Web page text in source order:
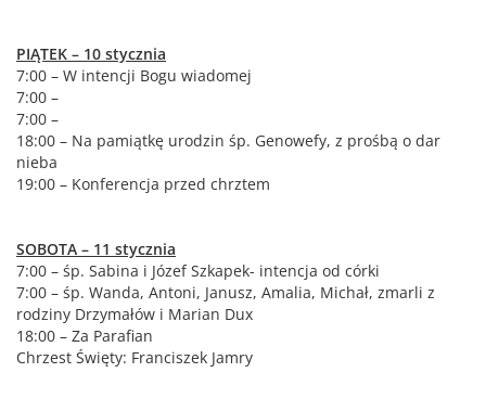
PIĄTEK – 10 stycznia
7:00 – W intencji Bogu wiadomej
7:00 –
7:00 –
18:00 – Na pamiątkę urodzin śp. Genowefy, z prośbą o dar
nieba
19:00 – Konferencja przed chrztem
SOBOTA – 11 stycznia
7:00 – śp. Sabina i Józef Szkapek- intencja od córki
7:00 – śp. Wanda, Antoni, Janusz, Amalia, Michał, zmarli z
rodziny Drzymałów i Marian Dux
18:00 – Za Parafian
Chrzest Święty: Franciszek Jamry